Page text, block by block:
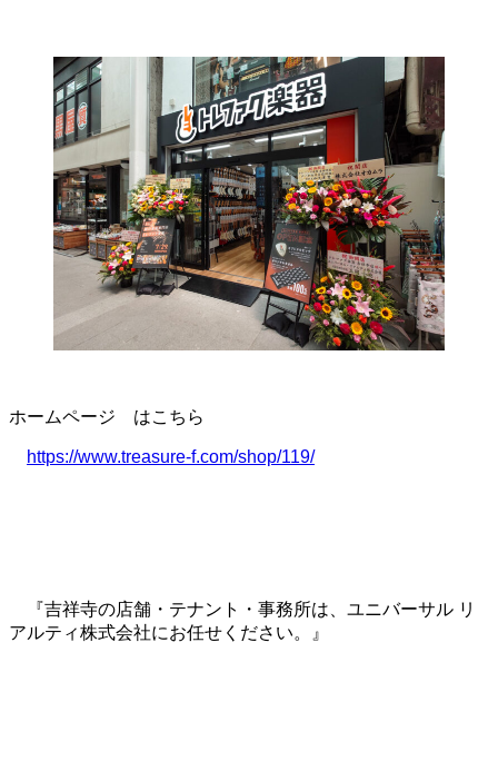
ホームページ はこちら
https://www.treasure-f.com/shop/119/
『吉祥寺の店舗・テナント・事務所は、ユニバーサル リ
アルティ株式会社にお任せください。』